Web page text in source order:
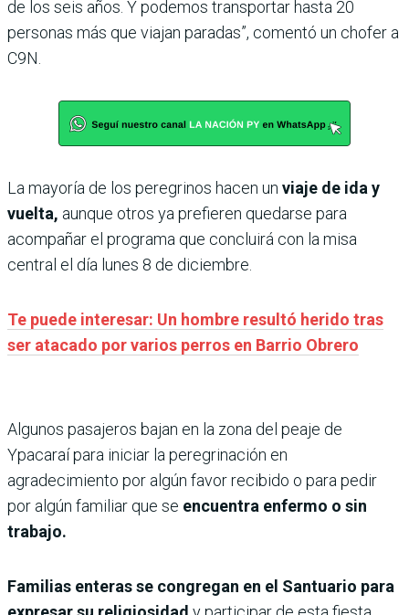
de los seis años. Y podemos transportar hasta 20
personas más que viajan paradas”, comentó un chofer a
C9N.
La mayoría de los peregrinos hacen un viaje de ida y
vuelta, aunque otros ya prefieren quedarse para
acompañar el programa que concluirá con la misa
central el día lunes 8 de diciembre.
Te puede interesar: Un hombre resultó herido tras
ser atacado por varios perros en Barrio Obrero
Algunos pasajeros bajan en la zona del peaje de
Ypacaraí para iniciar la peregrinación en
agradecimiento por algún favor recibido o para pedir
por algún familiar que se encuentra enfermo o sin
trabajo.
Familias enteras se congregan en el Santuario para